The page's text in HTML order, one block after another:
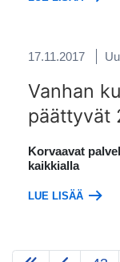
17.11.2017
Vanhan
päättyvät
Korvaavat
kaikkialla
LUE LISÄÄ